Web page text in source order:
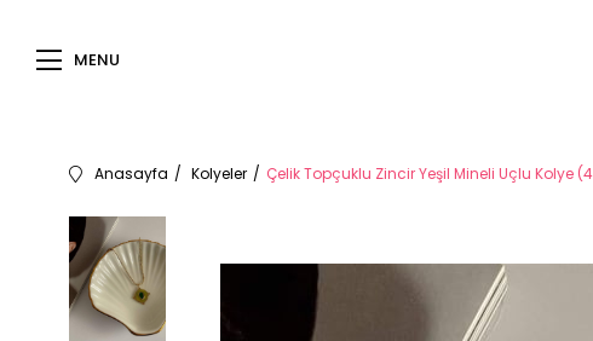
MENU
Anasayfa Kolyeler Çelik Topçuklu Zincir Yeşil Mineli Uçlu Kolye